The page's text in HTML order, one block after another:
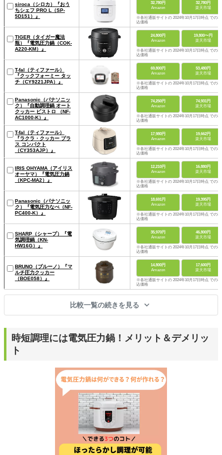
siroca（シロカ）『おう
ちシェフ PRO L（SP-
5D151）』
32,780円
Amazon
32,780円
楽天市場
※各社通販サイトの 2024年10月17日時点 での税
込価格
TIGER（タイガー魔法
瓶）『電気圧力鍋（COK-
A220-KM）』
24,800円
Amazon
19,800〜円
楽天市場
※各社通販サイトの 2024年10月17日時点 での税
込価格
T-fal（ティファール）
『クックフォーミー タッ
チ（CY9221JPA）』
69,800円
Amazon
53,480円
楽天市場
※各社通販サイトの 2024年10月17日時点 での税
込価格
Panasonic（パナソニッ
ク）『自動調理鍋 オート
クッカー ビストロ （NF-
AC1000-K）』
74,250円
Amazon
74,931円
楽天市場
※各社通販サイトの 2024年10月17日時点 での税
込価格
T-fal（ティファール）
『ラクラ・クッカー プラ
ス コンパクト
（CY353AJP）』
17,980円
Amazon
19,662円
楽天市場
※各社通販サイトの 2024年10月17日時点 での税
込価格
IRIS OHYAMA（アイリス
オーヤマ）『電気圧力鍋
（KPC-MA2）』
12,210円
Amazon
16,880円
楽天市場
※各社通販サイトの 2024年10月17日時点 での税
込価格
Panasonic（パナソニッ
ク）『電気圧力なべ（NF-
PC400-K）』
18,691円
Amazon
19,395円
楽天市場
※各社通販サイトの 2024年10月17日時点 での税
込価格
SHARP（シャープ）『電
気調理鍋（KN-
HW16G）』
35,970円
Amazon
46,800円
楽天市場
※各社通販サイトの 2024年10月17日時点 での税
込価格
BRUNO（ブルーノ）『マ
ルチ圧力クッカー
（BOE058）』
14,800円
Amazon
17,600円
楽天市場
※各社通販サイトの 2024年10月17日時点 での税
込価格
比較一覧の続きを見る
時短調理には電気圧力鍋！メリット＆デメリッ
ト